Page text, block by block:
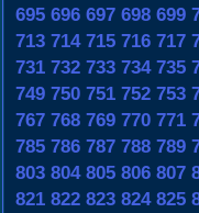
695 696 697 698 699
713 714 715 716 717
731 732 733 734 735
749 750 751 752 753
767 768 769 770 771
785 786 787 788 789
803 804 805 806 807
821 822 823 824 825